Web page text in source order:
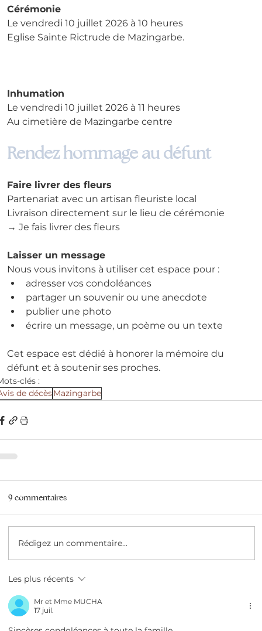
Cérémonie
Le vendredi 10 juillet 2026 à 10 heures
Eglise Sainte Rictrude de Mazingarbe.
Inhumation
Le vendredi 10 juillet 2026 à 11 heures
Au cimetière de Mazingarbe centre
Rendez hommage au défunt
Faire livrer des fleurs
Partenariat avec un artisan fleuriste local
Livraison directement sur le lieu de cérémonie
→ Je fais livrer des fleurs
Laisser un message
Nous vous invitons à utiliser cet espace pour :
adresser vos condoléances
partager un souvenir ou une anecdote
publier une photo
écrire un message, un poème ou un texte
Cet espace est dédié à honorer la mémoire du
défunt et à soutenir ses proches.
clés :
de décèsMazingarbe
9 commentaires
Rédigez un commentaire...
Les plus récents
Mr et Mme MUCHA
17 juil.